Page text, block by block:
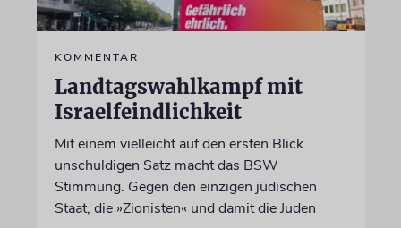
KOMMENTAR
Landtagswahlkampf mit
Israelfeindlichkeit
Mit einem vielleicht auf den ersten Blick
unschuldigen Satz macht das BSW
Stimmung. Gegen den einzigen jüdischen
Staat, die »Zionisten« und damit die Juden